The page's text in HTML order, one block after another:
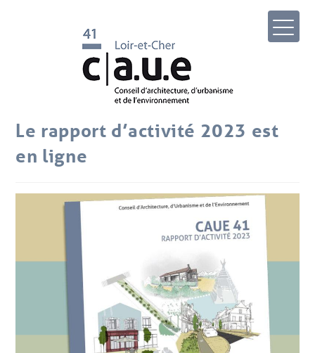
Le rapport d’activité 2023 est
en ligne